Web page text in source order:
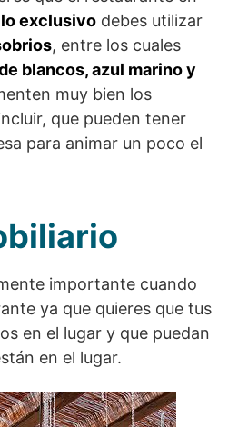
exclusivo debes utilizar
, entre los cuales
blancos, azul marino y
muy bien los
que pueden tener
para animar un poco el
importante cuando
ya que quieres que tus
en el lugar y que puedan
en el lugar.